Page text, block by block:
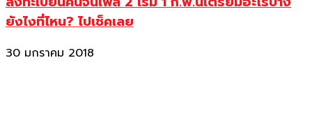
ยังไงที่ไหน? ไปเช็คเลย
30 มกราคม 2018